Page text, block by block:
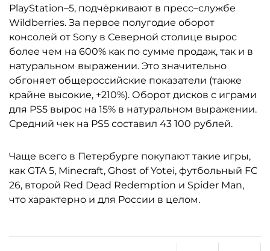
PlayStation–5, подчёркивают в пресс–службе
Wildberries. За первое полугодие оборот
консолей от Sony в Северной столице вырос
более чем на 600% как по сумме продаж, так и в
натуральном выражении. Это значительно
обгоняет общероссийские показатели (также
крайне высокие, +210%). Оборот дисков с играми
для PS5 вырос на 15% в натуральном выражении.
Средний чек на PS5 составил 43 100 рублей.
Чаще всего в Петербурге покупают такие игры,
как GTA 5, Minecraft, Ghost of Yotei, футбольный FC
26, второй Red Dead Redemption и Spider Man,
что характерно и для России в целом.